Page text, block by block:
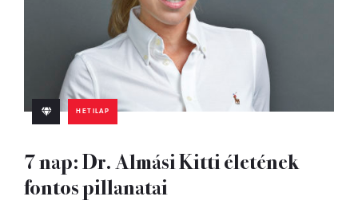
HETILAP
7 nap: Dr. Almási Kitti életének
fontos pillanatai